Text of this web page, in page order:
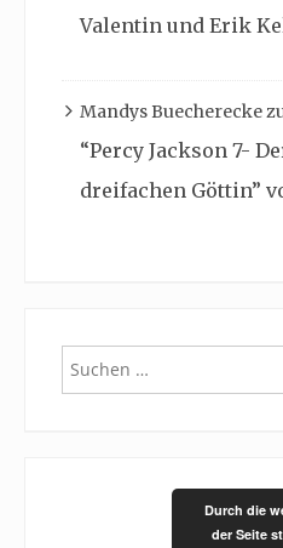
Valentin und Erik
Mandys Buecherecke
“Percy Jackson 7-
dreifachen Göttin”
Suchen
nach:
Durch die
der Seite